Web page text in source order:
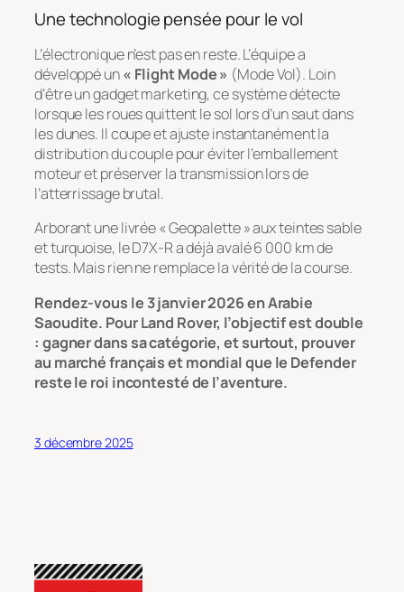
Une technologie pensée pour le vol
L’électronique n’est pas en reste. L’équipe a
développé un« Flight Mode » (Mode Vol). Loin
d’être un gadget marketing, ce système détecte
lorsque les roues quittent le sol lors d’un saut dans
les dunes. Il coupe et ajuste instantanément la
distribution du couple pour éviter l’emballement
moteur et préserver la transmission lors de
l’atterrissage brutal.
Arborant une livrée « Geopalette » aux teintes sable
et turquoise, le D7X-R a déjà avalé 6 000 km de
tests. Mais rien ne remplace la vérité de la course.
Rendez-vous le 3 janvier 2026 en Arabie
Saoudite. Pour Land Rover, l’objectif est double
: gagner dans sa catégorie, et surtout, prouver
au marché français et mondial que le Defender
reste le roi incontesté de l’aventure.
3 décembre 2025